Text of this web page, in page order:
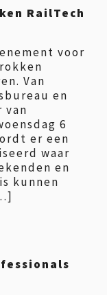
RailTech
voor
Van
en
van
6
er een
waar
en
kunnen